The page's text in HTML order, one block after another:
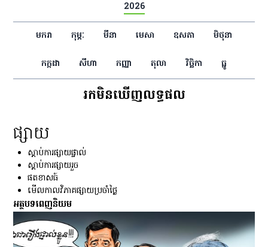
2026
មករា កុម្ភៈ មីនា មេសា ឧសភា មិថុនា
កក្កដា សីហា កញ្ញា តុលា វិច្ឆិកា ធ្នូ
រកមិនឃើញលទ្ធផល
ផ្សាយ
ស្ដាប់ការផ្សាយផ្ទាល់
ស្ដាប់ការផ្សាយរួច
ផតខាសធ៍
មើលកាលវិភាគផ្សាយប្រចាំថ្ងៃ
អត្ថបទពេញនិយម